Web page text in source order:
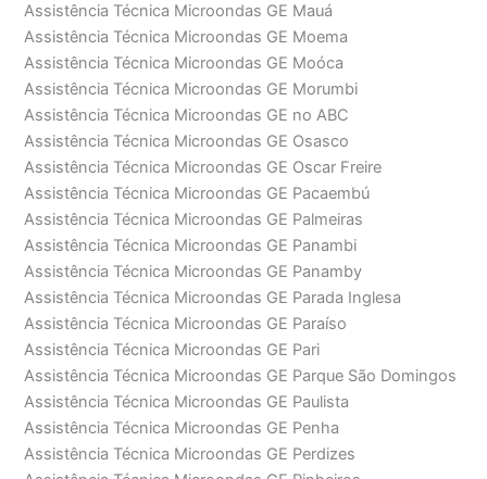
Assistência Técnica Microondas GE Mauá
Assistência Técnica Microondas GE Moema
Assistência Técnica Microondas GE Moóca
Assistência Técnica Microondas GE Morumbi
Assistência Técnica Microondas GE no ABC
Assistência Técnica Microondas GE Osasco
Assistência Técnica Microondas GE Oscar Freire
Assistência Técnica Microondas GE Pacaembú
Assistência Técnica Microondas GE Palmeiras
Assistência Técnica Microondas GE Panambi
Assistência Técnica Microondas GE Panamby
Assistência Técnica Microondas GE Parada Inglesa
Assistência Técnica Microondas GE Paraíso
Assistência Técnica Microondas GE Pari
Assistência Técnica Microondas GE Parque São Domingos
Assistência Técnica Microondas GE Paulista
Assistência Técnica Microondas GE Penha
Assistência Técnica Microondas GE Perdizes